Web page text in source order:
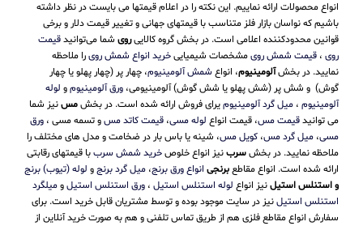
انواع محصولات ارائه نماییم. این نکته را در اعلام قیمتها می بایست در نظر داشته
باشیم که نواسان بازار فلز متناسب با قیمتهای جهانی و تغییر قیمت دلار و برخی
قوانین محدودکننده اعلامی است. در بخش گروه کالاییروی شما می‌توانیدقیمت
روی ، قیمت شمش رویمشخصات شیمیاییخرید انواع شمش رویرا ملاحظه
نمایید. در بخشآلومینیوم، انواع شمش آلومینیوم، چهار پر (چهار پهلو یا چهار
گوش) و شش پر (شش پهلو یا شش گوش) آلومینیومی، ورق آلومینیومو لوله
آلومینیوم ، میل گرد آلومینیومیرای فروش ارائه شده است. در بخشمسنیز شما
می توانیدقیمت مس، قیمت انواع لوله مسی، قیمت کاتد مسو تسمه مسی ، ورق
مسی، میل گرد مس، کویل مس، شینه یا باس بار در ضخامت و مدل های مختلف را
ملاحظه نمایید. در بخشسربنیز انواع خلوصخرید شمش سرببا قیمتهای رقابتی
ارائه شده است. انواع مقاطعبرنجی انواع ورق برنج، میل گرد برنجو لوله (تیوب) برنج
و استنلس استیلنیز انواع لوله استنلس استیل ، ورق استنلس استیلومیلگرد
استنلس استیلنیز در سایت موجود بوده و توسط مشتریان قابل خرید است. برای
سفارش انواع مقاطع فلزی هم از طریق تماس تلفنی و هم به صورت خرید آنلاین از